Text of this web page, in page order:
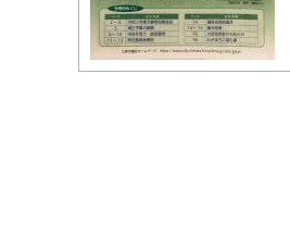
マイメディア検索